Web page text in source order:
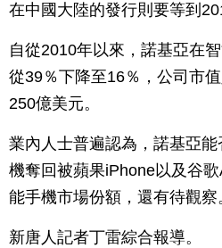
在中國大陸的發行則要等到
自從2010年以來，諾基亞在
從39％下降至16％，公司市
250億美元。
業內人士普遍認為，諾基亞
機奪回被蘋果iPhone以及谷
能手機市場份額，還有待觀察
新唐人記者丁雷綜合報導。